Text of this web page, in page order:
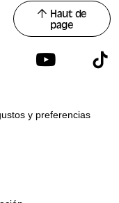
Haut de
page
y preferencias